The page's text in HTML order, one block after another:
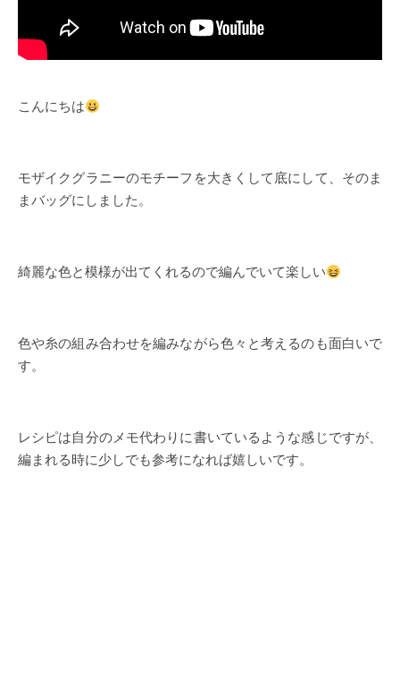
こんにちは
モザイクグラニーのモチーフを大きくして底にして、そのま
まバッグにしました。
綺麗な色と模様が出てくれるので編んでいて楽しい
色や糸の組み合わせを編みながら色々と考えるのも面白いで
す。
レシピは自分のメモ代わりに書いているような感じですが、
編まれる時に少しでも参考になれば嬉しいです。